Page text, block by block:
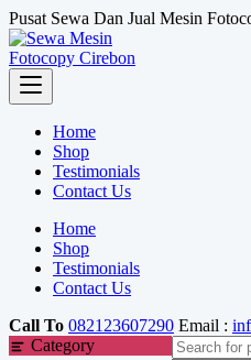
Skip
to
content
Pusat Sewa Dan Jual Mesin
Home
Shop
Testimonials
Contact Us
Home
Shop
Testimonials
Contact Us
Call To 082123607290 Email :
Category